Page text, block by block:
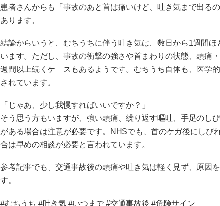
患者さんからも「事故のあと首は痛いけど、吐き気まで出る
あります。
結論からいうと、むちうちに伴う吐き気は、数日から1週間
います。ただし、事故の衝撃の強さや首まわりの状態、頭痛
週間以上続くケースもあるようです。むちうち自体も、医学
されています。
「じゃあ、少し我慢すればいいですか？」
そう思う方もいますが、強い頭痛、繰り返す嘔吐、手足のし
がある場合は注意が必要です。NHSでも、首のケガ後にしび
合は早めの相談が必要と言われています。
参考記事でも、交通事故後の頭痛や吐き気は軽く見ず、原因
す。
#むちうち #吐き気 #いつまで #交通事故後 #危険サイン